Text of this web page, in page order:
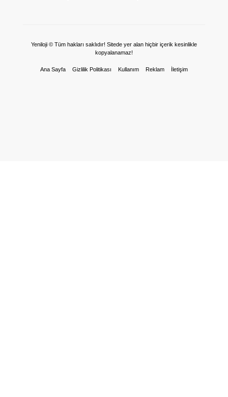
Yeniloji © Tüm hakları saklıdır! Sitede yer alan hiçbir içerik kesinlikle
kopyalanamaz!
Ana Sayfa Gizlilik Politikası Kullanım Reklam İletişim